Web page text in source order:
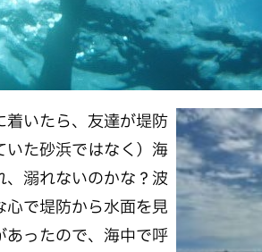
いたら、友達が堤防
た砂浜ではなく）海
、溺れないのかな？波
で堤防から水面を見
ったので、海中で呼